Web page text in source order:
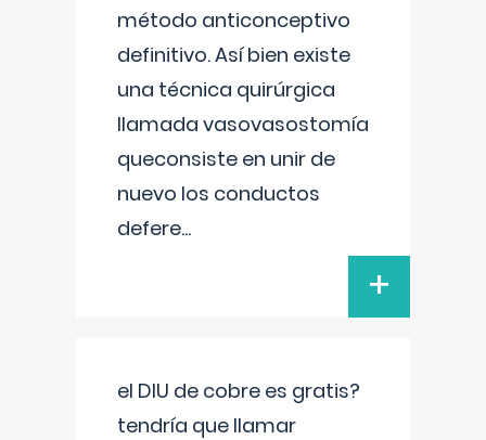
método anticonceptivo
definitivo. Así bien existe
una técnica quirúrgica
llamada vasovasostomía
queconsiste en unir de
nuevo los conductos
defere...
+
el DIU de cobre es gratis?
tendría que llamar